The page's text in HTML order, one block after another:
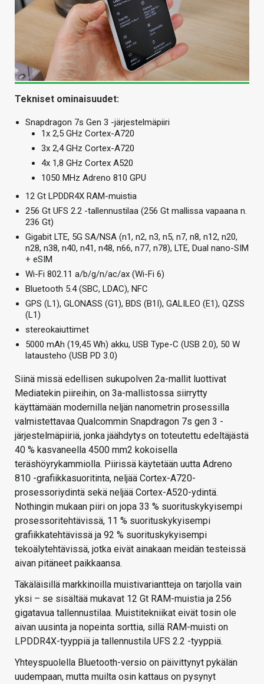
Tekniset ominaisuudet:
Snapdragon 7s Gen 3 -järjestelmäpiiri
1x 2,5 GHz Cortex-A720
3x 2,4 GHz Cortex-A720
4x 1,8 GHz Cortex A520
1050 MHz Adreno 810 GPU
12 Gt LPDDR4X RAM-muistia
256 Gt UFS 2.2 -tallennustilaa (256 Gt mallissa vapaana n.
236 Gt)
Gigabit LTE, 5G SA/NSA (n1, n2, n3, n5, n7, n8, n12, n20,
n28, n38, n40, n41, n48, n66, n77, n78), LTE, Dual nano-SIM
+ eSIM
Wi-Fi 802.11 a/b/g/n/ac/ax (Wi-Fi 6)
Bluetooth 5.4 (SBC, LDAC), NFC
GPS (L1), GLONASS (G1), BDS (B1I), GALILEO (E1), QZSS
(L1)
stereokaiuttimet
5000 mAh (19,45 Wh) akku, USB Type-C (USB 2.0), 50 W
latausteho (USB PD 3.0)
Siinä missä edellisen sukupolven 2a-mallit luottivat
Mediatekin piireihin, on 3a-mallistossa siirrytty
käyttämään modernilla neljän nanometrin prosessilla
valmistettavaa Qualcommin Snapdragon 7s gen 3 -
järjestelmäpiiriä, jonka jäähdytys on toteutettu edeltäjästä
40 % kasvaneella 4500 mm2 kokoisella
teräshöyrykammiolla. Piirissä käytetään uutta Adreno
810 -grafiikkasuoritinta, neljää Cortex-A720-
prosessoriydintä sekä neljää Cortex-A520-ydintä.
Nothingin mukaan piiri on jopa 33 % suorituskykyisempi
prosessoritehtävissä, 11 % suorituskykyisempi
grafiikkatehtävissä ja 92 % suorituskykyisempi
tekoälytehtävissä, jotka eivät ainakaan meidän testeissä
aivan pitäneet paikkaansa.
Täkäläisillä markkinoilla muistivariantteja on tarjolla vain
yksi – se sisältää mukavat 12 Gt RAM-muistia ja 256
gigatavua tallennustilaa. Muistitekniikat eivät tosin ole
aivan uusinta ja nopeinta sorttia, sillä RAM-muisti on
LPDDR4X-tyyppiä ja tallennustila UFS 2.2 -tyyppiä.
Yhteyspuolella Bluetooth-versio on päivittynyt pykälän
uudempaan, mutta muilta osin kattaus on pysynyt